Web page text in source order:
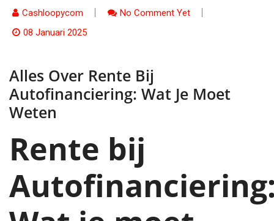
Cashloopycom
No Comment Yet
08 Januari 2025
Alles Over Rente Bij
Autofinanciering: Wat Je Moet
Weten
Rente bij